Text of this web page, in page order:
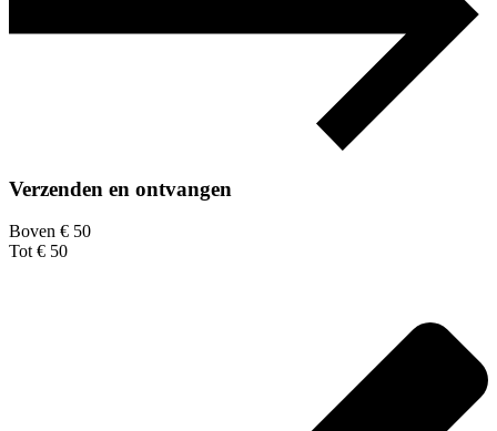
Verzenden en ontvangen
Boven € 50
Tot € 50